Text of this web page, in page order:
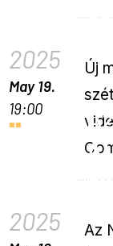
2025
May 19.
19:00
Új
2025
Az